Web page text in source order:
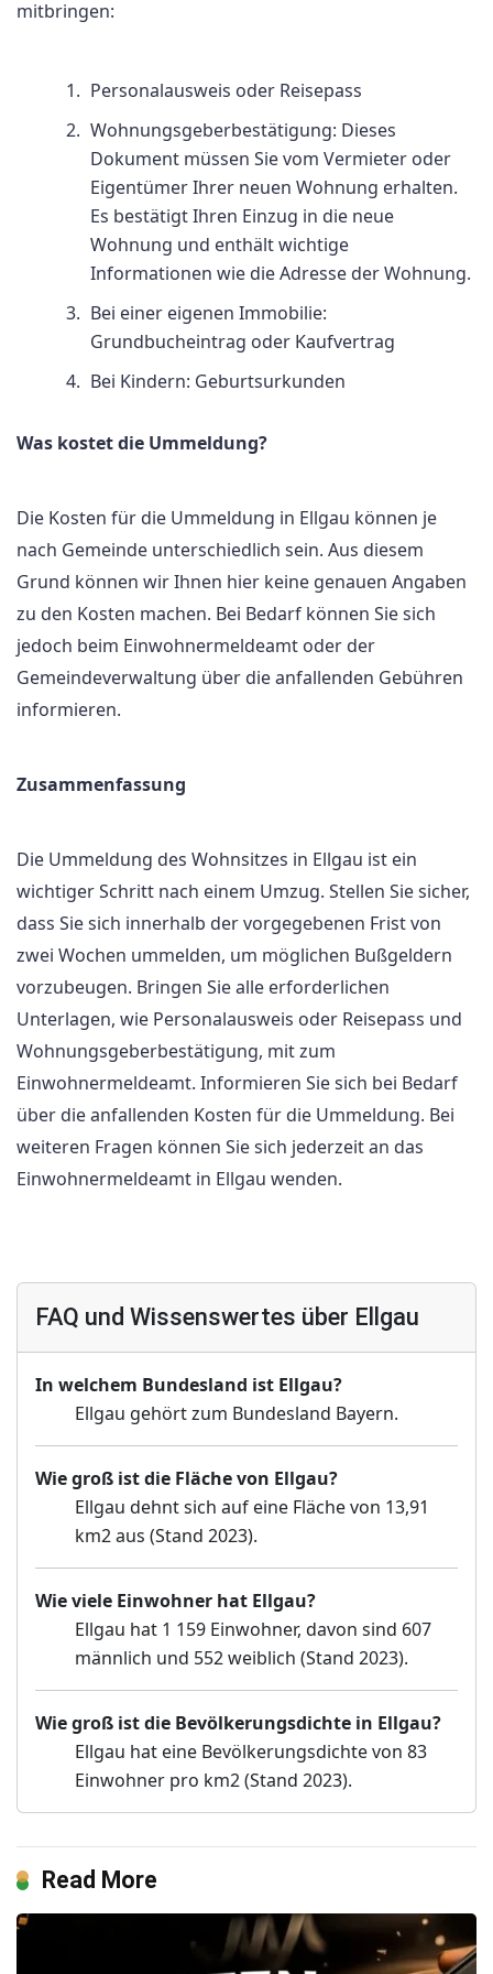
mitbringen:
Personalausweis oder Reisepass
Wohnungsgeberbestätigung: Dieses
Dokument müssen Sie vom Vermieter oder
Eigentümer Ihrer neuen Wohnung erhalten.
Es bestätigt Ihren Einzug in die neue
Wohnung und enthält wichtige
Informationen wie die Adresse der Wohnung.
Bei einer eigenen Immobilie:
Grundbucheintrag oder Kaufvertrag
Bei Kindern: Geburtsurkunden
Was kostet die Ummeldung?
Die Kosten für die Ummeldung in Ellgau können je
nach Gemeinde unterschiedlich sein. Aus diesem
Grund können wir Ihnen hier keine genauen Angaben
zu den Kosten machen. Bei Bedarf können Sie sich
jedoch beim Einwohnermeldeamt oder der
Gemeindeverwaltung über die anfallenden Gebühren
informieren.
Zusammenfassung
Die Ummeldung des Wohnsitzes in Ellgau ist ein
wichtiger Schritt nach einem Umzug. Stellen Sie sicher,
dass Sie sich innerhalb der vorgegebenen Frist von
zwei Wochen ummelden, um möglichen Bußgeldern
vorzubeugen. Bringen Sie alle erforderlichen
Unterlagen, wie Personalausweis oder Reisepass und
Wohnungsgeberbestätigung, mit zum
Einwohnermeldeamt. Informieren Sie sich bei Bedarf
über die anfallenden Kosten für die Ummeldung. Bei
weiteren Fragen können Sie sich jederzeit an das
Einwohnermeldeamt in Ellgau wenden.
FAQ und Wissenswertes über Ellgau
In welchem Bundesland ist Ellgau?
Ellgau gehört zum Bundesland Bayern.
Wie groß ist die Fläche von Ellgau?
Ellgau dehnt sich auf eine Fläche von 13,91
km2 aus (Stand 2023).
Wie viele Einwohner hat Ellgau?
Ellgau hat 1 159 Einwohner, davon sind 607
männlich und 552 weiblich (Stand 2023).
Wie groß ist die Bevölkerungsdichte in Ellgau?
Ellgau hat eine Bevölkerungsdichte von 83
Einwohner pro km2 (Stand 2023).
Read More